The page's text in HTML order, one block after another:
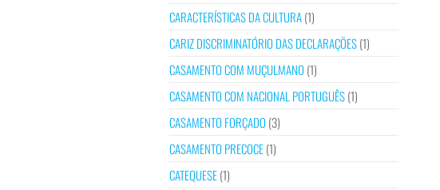
CARACTERÍSTICAS DA CULTURA(1)
CARIZ DISCRIMINATÓRIO DAS DECLARAÇÕES(1)
CASAMENTO COM MUÇULMANO (1)
CASAMENTO COM NACIONAL PORTUGUÊS(1)
CASAMENTO FORÇADO (3)
CASAMENTO PRECOCE(1)
CATEQUESE(1)